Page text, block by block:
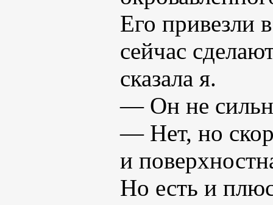
Его привезли
сейчас
сказала я.
— Он не
— Нет, но
и
Но есть и